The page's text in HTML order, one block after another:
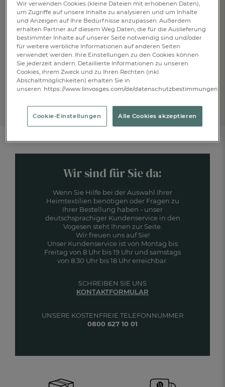
DE
auf Ihre Bestellung
ANMELDEN
Anti-Roboter-Verifizierung
Hier klicken
FriendlyCaptcha ⇗
*Der Newsletterversand erfolgt entsprechend unsererDatenschutzerklärung
Sie können sich jederzeit von unserem Newsletter abmelden.
Wir sind für Sie da:
Wenn Sie Hilfe bei der Auswahl Ihrer
Heimtextilien benötigen oder Fragen zu
Ihrer Bestellung haben - unser
deutschsprachiger Kundenservice in den
Vogesen steht Ihnen zur Seite.
Wir freuen uns auf Sie!
Unser Kundenservice ist von Montag bis
Freitag von 8 Uhr bis 19 Uhr und samstags
von 8:30 Uhr bis 18 Uhr erreichbar.
UNSERE KOSTENFREIE TELEFONNUMMER
0800 627 10 01
SCHREIBEN SIE UNS
KONTAKTFORMULAR
Wir verwenden Cookies (kleine Dateien mit erhobenen Daten),
um Zugriffe auf unsere Inhalte zu analysieren und um Inhalte
und Anzeigen auf Ihre Bedürfnisse anzupassen. Außerdem
erhalten Partner auf diesem Weg Daten, die für die Auslieferung
bestimmter Inhalte auf unserer Seite notwendig sind und/oder
für weitere werbliche Informationen auf anderen Seiten
verwendet werden. Ihre Einstellungen zu den Cookies können
Sie jederzeit ändern. Detaillierte Informationen zu unseren
Cookies, ihrem Zweck und zu Ihren Rechten (inkl.
Abschaltmöglichkeiten) erhalten Sie in
unseren https://www.linvosges.com/de/
Cookie-Einstellungen Alle Cookies akzeptieren